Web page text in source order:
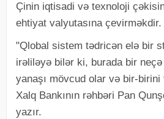
Çinin iqtisadi və texnoloji
ehtiyat valyutasına çevirməkdir.
"Qlobal sistem tədricən elə bir
irəliləyə bilər ki, burada bir
yanaşı mövcud olar və bir-birini
Xalq Bankının rəhbəri Pan
yazır.